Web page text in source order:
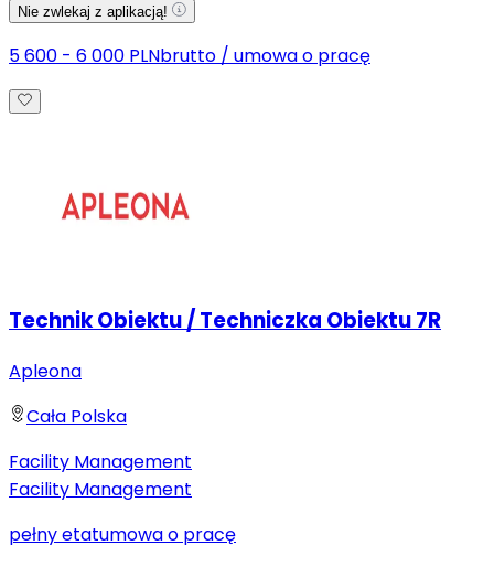
Nie zwlekaj z aplikacją!
5 600 - 6 000 PLNbrutto / umowa o pracę
Technik Obiektu / Techniczka Obiektu 7R
Apleona
Cała Polska
Facility Management
Facility Management
pełny etatumowa o pracę